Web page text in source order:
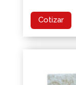
Cotizar